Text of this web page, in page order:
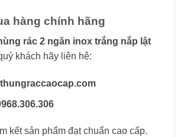
hàng chính hãng
rác 2 ngăn inox trắng nắp lật
khách hãy liên hệ:
thungraccaocap.com
kết sản phẩm đạt chuẩn cao cấp.